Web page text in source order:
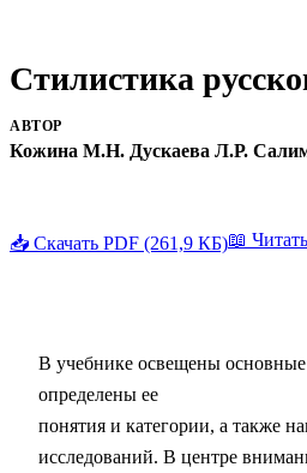
Стилистика
АВТОР
Кожина М.Н. Дускаева Л.Р.
📥 Скачать PDF (261,9 КБ)📖
В учебнике освещены
определены ее
понятия и категории, а также
исследований. В центре